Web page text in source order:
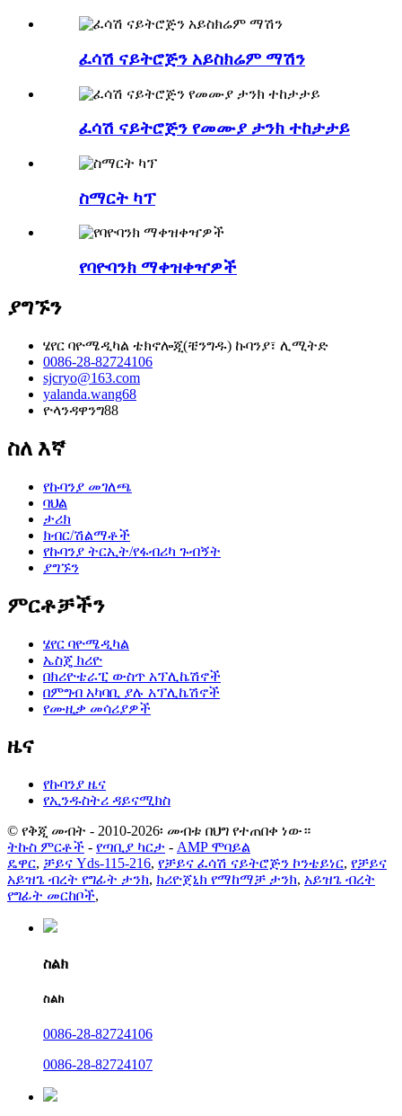
ፈሳሽ ናይትሮጅን አይስክሬም ማሽን
ፈሳሽ ናይትሮጅን የመሙያ ታንክ ተከታታይ
ስማርት ካፕ
የባዮባንክ ማቀዝቀዣዎች
ያግኙን
ሄየር ባዮሜዲካል ቴክኖሎጂ(ቼንግዱ) ኩባንያ፣ ሊሚትድ
0086-28-82724106
sjcryo@163.com
yalanda.wang68
ዮላንዳዋንግ88
ስለ እኛ
የኩባንያ መገለጫ
ባህል
ታሪክ
ክብር/ሽልማቶች
የኩባንያ ትርኢት/የፋብሪካ ጉብኝት
ያግኙን
ምርቶቻችን
ሄየር ባዮሜዲካል
ኤስጄ ክሪዮ
በክሪዮቴራፒ ውስጥ አፕሊኬሽኖች
በምግብ አካባቢ ያሉ አፕሊኬሽኖች
የሙዚቃ መሳሪያዎች
ዜና
የኩባንያ ዜና
የኢንዱስትሪ ዳይናሚክስ
© የቅጂ መብት - 2010-2026፡ መብቱ በህግ የተጠበቀ ነው።
ትኩስ ምርቶች - የጣቢያ ካርታ - AMP ሞባይል
ዴዋር, ቻይና Yds-115-216, የቻይና ፈሳሽ ናይትሮጅን ኮንቴይነር, የቻይና
አይዝጌ ብረት የግፊት ታንክ, ክሪዮጀኒክ የማከማቻ ታንክ, አይዝጌ ብረት
የግፊት መርከቦች,
ስልክ
ስልክ
0086-28-82724106
0086-28-82724107